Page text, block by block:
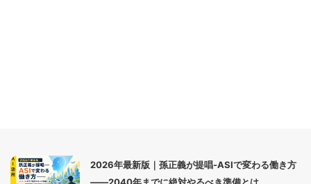
2026年最新版｜孫正義が提唱-ASIで変わる働き方